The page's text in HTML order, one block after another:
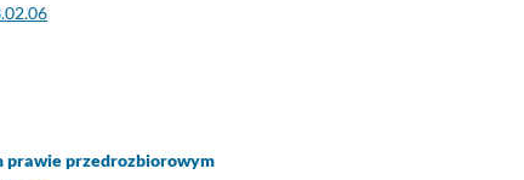
prawie przedrozbiorowym